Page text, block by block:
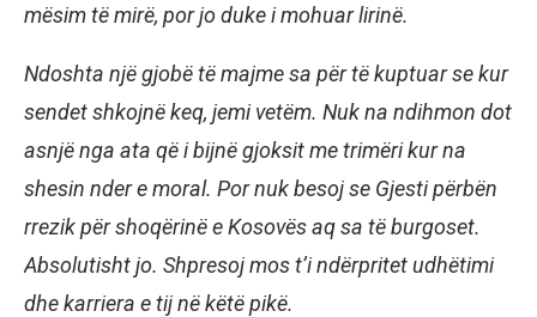
mësim të mirë, por jo duke i mohuar lirinë.
Ndoshta një gjobë të majme sa për të kuptuar se kur
sendet shkojnë keq, jemi vetëm. Nuk na ndihmon dot
asnjë nga ata që i bijnë gjoksit me trimëri kur na
shesin nder e moral. Por nuk besoj se Gjesti përbën
rrezik për shoqërinë e Kosovës aq sa të burgoset.
Absolutisht jo. Shpresoj mos t’i ndërpritet udhëtimi
dhe karriera e tij në këtë pikë.